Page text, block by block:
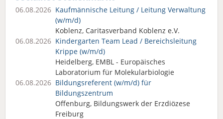
06.08.2026 Kaufmännische Leitung / Leitung Verwaltung
(w/m/d)
Koblenz, Caritasverband Koblenz e.V.
06.08.2026 Kindergarten Team Lead / Bereichsleitung
Krippe (w/m/d)
Heidelberg, EMBL - Europäisches
Laboratorium für Molekularbiologie
06.08.2026 Bildungsreferent (w/m/d) für
Bildungszentrum
Offenburg, Bildungswerk der Erzdiözese
Freiburg